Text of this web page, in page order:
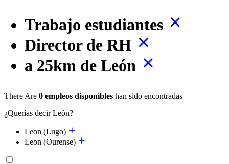
Trabajo estudiantes
Director de RH
a 25km de León
There Are 0 empleos disponibles han sido encontradas
¿Querías decir León?
Leon (Lugo)
Leon (Ourense)